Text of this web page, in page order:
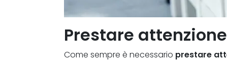
Prestare
Come sempre è necessario prestare